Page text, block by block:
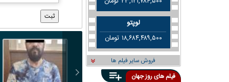
لوپتو
۱۸,۶۸۴,۴۸۹,۵۰۰ تومان
فروش سایر فیلم ها
فیلم های روز جهان